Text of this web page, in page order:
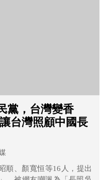
黨，台灣變香
台灣照顧中國長
順、顏寬恒等16人，提出